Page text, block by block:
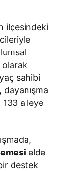
ilçesindeki
olarak
sahibi
dayanışma
aileye
elde
destek